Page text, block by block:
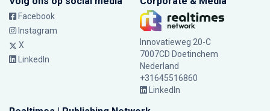
Facebook
Instagram
X
LinkedIn
Innovatieweg 20-C
7007CD Doetinchem
Nederland
+31645516860
LinkedIn